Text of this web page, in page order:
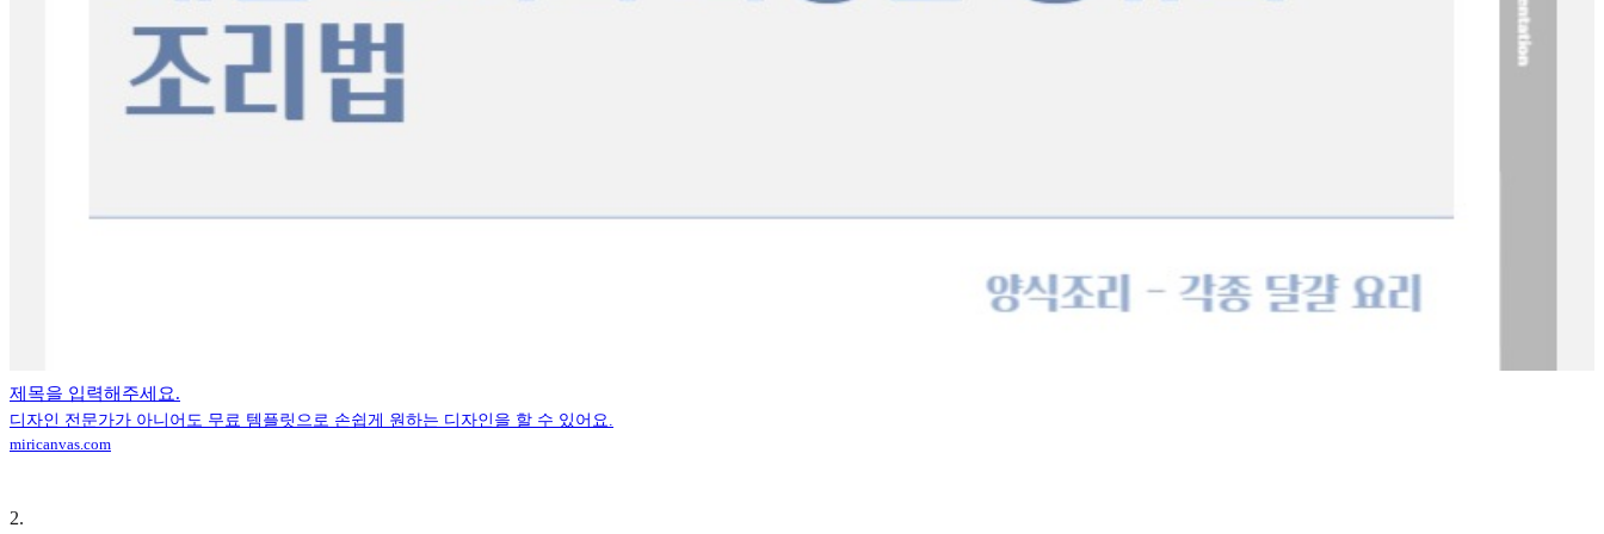
제목을 입력해주세요.
디자인 전문가가 아니어도 무료 템플릿으로 손쉽게 원하는 디자인을 할 수 있어요.
miricanvas.com
2.